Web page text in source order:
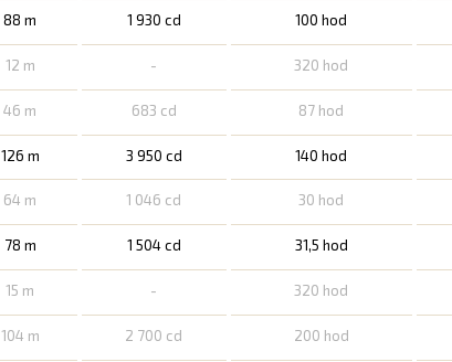
88 m 1 930 cd 100 hod
12 m - 320 hod
46 m 683 cd 87 hod
126 m 3 950 cd 140 hod
64 m 1 046 cd 30 hod
78 m 1 504 cd 31,5 hod
15 m - 320 hod
104 m 2 700 cd 200 hod